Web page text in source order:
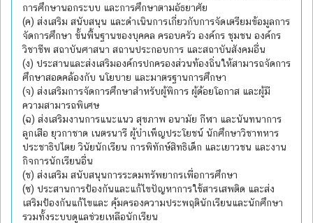
การศึกษานอกระบบ และการศึกษาตามอัธยาศัย
(ค) ส่งเสริม สนับสนุน และดำเนินการเกี่ยวกับการจัดเตรียมข้อมูลการ
จัดการศึกษา ขั้นพื้นฐานของบุคคล ครอบครัว องค์กร ชุมชน องค์กร
วิชาชีพ สถาบันศาสนา สถานประกอบการ และสถาบันสังคมอื่น
(ง) ประสานและส่งเสริมองค์กรปกครองส่วนท้องถิ่นให้สามารถจัดการ
ศึกษาสอดคล้องกับ นโยบาย และมาตรฐานการศึกษา
(จ) ส่งเสริมการจัดการศึกษาสำหรับผู้พิการ ผู้ด้อยโอกาส และผู้มี
ความสามารถพิเศษ
(ฉ) ส่งเสริมงานการแนะแนว สุขภาพ อนามัย กีฬา และนันทนาการ
ลูกเสือ ยุวกาชาด เนตรนารี ผู้บำเพ็ญประโยชน์ นักศึกษาวิชาทหาร
ประชาธิปไตย วินัยนักเรียน การพิทักษ์สิทธิเด็ก และเยาวชน และงาน
กิจการนักเรียนอื่น
(ช) ส่งเสริม สนับสนุนการระดมทรัพยากรเพื่อการศึกษา
(ซ) ประสานการป้องกันและแก้ไขปัญหาการใช้สารเสพติด และส่ง
เสริมป้องกันแก้ไขและ คุ้มครองความประพฤตินักเรียนและนักศึกษา
รวมทั้งระบบดูแลช่วยเหลือนักเรียน